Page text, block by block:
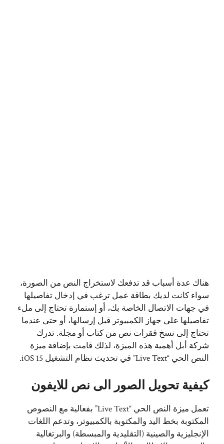
هناك عدة أسباب قد تدفعك لاستخراج النص من الصورة،
سواء كانت لديك بطاقة عمل ترغب في إدخال تفاصيلها
في جهات الاتصال الخاصة بك، أو إستمارة تحتاج إلى ملء
تفاصيلها على جهاز الكمبيوتر قبل إرسالها، أو حتى عندما
تحتاج إلى نسخ فقرات نص من كتاب أو مجلة. تدرك
شركة أبل أهمية هذه الميزة، لذلك قامت بإضافة ميزة
النص الحي “Live Text” في تحديث نظام التشغيل iOS 15.
كيفية تحويل الصور الى نص للايفون
تعمل ميزة النص الحي “Live Text” بفعالية مع النصوص
المكتوبة بخط اليد والمكتوبة بالكمبيوتر، وتدعم اللغات
الإنجليزية والصينية (التقليدية والمبسطة) والبرتغالية